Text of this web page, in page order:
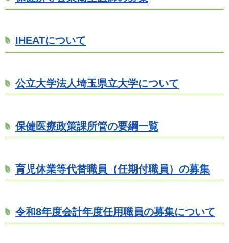
IHEATについて
公立大学法人埼玉県立大学について
保健医療政策課所管の要綱一覧
育児休業等代替職員（任期付職員）の募集
令和8年度会計年度任用職員の募集について